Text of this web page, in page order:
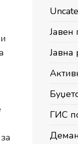
Јавен
Јавна
ГИС